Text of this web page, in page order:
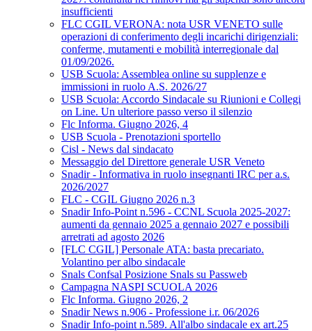
insufficienti
FLC CGIL VERONA: nota USR VENETO sulle
operazioni di conferimento degli incarichi dirigenziali:
conferme, mutamenti e mobilità interregionale dal
01/09/2026.
USB Scuola: Assemblea online su supplenze e
immissioni in ruolo A.S. 2026/27
USB Scuola: Accordo Sindacale su Riunioni e Collegi
on Line. Un ulteriore passo verso il silenzio
Flc Informa. Giugno 2026, 4
USB Scuola - Prenotazioni sportello
Cisl - News dal sindacato
Messaggio del Direttore generale USR Veneto
Snadir - Informativa in ruolo insegnanti IRC per a.s.
2026/2027
FLC - CGIL Giugno 2026 n.3
Snadir Info-Point n.596 - CCNL Scuola 2025-2027:
aumenti da gennaio 2025 a gennaio 2027 e possibili
arretrati ad agosto 2026
[FLC CGIL] Personale ATA: basta precariato.
Volantino per albo sindacale
Snals Confsal Posizione Snals su Passweb
Campagna NASPI SCUOLA 2026
Flc Informa. Giugno 2026, 2
Snadir News n.906 - Professione i.r. 06/2026
Snadir Info-point n.589. All'albo sindacale ex art.25